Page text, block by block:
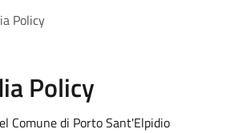
Policy
Policy
Comune di Porto Sant'Elpidio